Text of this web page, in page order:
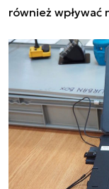
również wpływać